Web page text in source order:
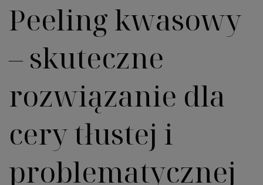
Peeling kwasowy
– skuteczne
rozwiązanie dla
cery tłustej i
problematycznej